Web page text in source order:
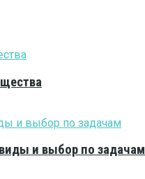
и выбор по задачам